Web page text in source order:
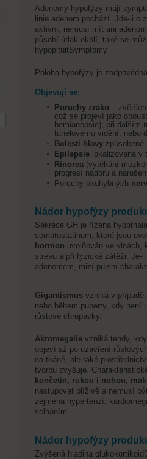
Adenomy hypofýzy mají
linie adenom pochází. Jde-li o
aktivní, nemusí mít ani
působí útlak okolí, také se
hypopituitSymptomy
Poloha hypofýzy je
Objevují se:
Poruchy zraku –
což se projeví jako
hemianopsie); při dalším
tunelovému vidění, nebo
Bolesti hlavyzpůsobené
Epilepsielokalizovaná v
Rinorea(vytékání
progresí nádoru a
Poruchy okohybných
Nádor hypofýzy
Sekrece GH je řízena
somatostatinem, které jsou
hormon uvolňován ve vlnách,
stresu a při fyzické zátěži. Je-
adenomem, mizí pulsní
Gigantismusvzniká v případě,
nebo během puberty, kdy není
růstové chrupavky.
Akromegalievzniká tehdy,
objeví až po uzavření
na tkáně, ale také
tvorbu zvyšuje.
končetin, rukou i nohou,
nastupovat plíživě a nemusí
zejména hypertenzí,
selháním.
Nádor hypofýzy
Zvýšená hladina